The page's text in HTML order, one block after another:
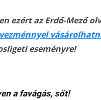
ezért az Erdő-Mező
eseményre!
a favágás, sőt!